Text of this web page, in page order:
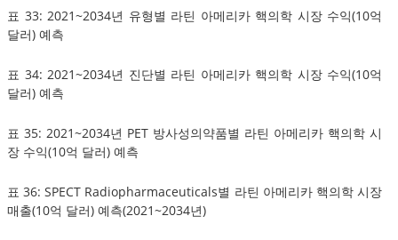
표 33: 2021~2034년 유형별 라틴 아메리카 핵의학 시장 수익(10억
달러) 예측
표 34: 2021~2034년 진단별 라틴 아메리카 핵의학 시장 수익(10억
달러) 예측
표 35: 2021~2034년 PET 방사성의약품별 라틴 아메리카 핵의학 시
장 수익(10억 달러) 예측
표 36: SPECT Radiopharmaceuticals별 라틴 아메리카 핵의학 시장
매출(10억 달러) 예측(2021~2034년)